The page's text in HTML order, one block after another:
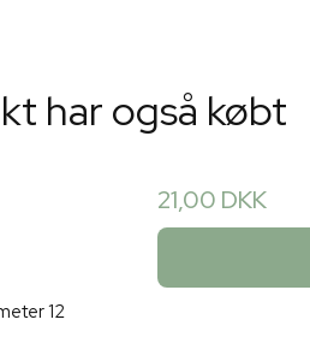
har også købt
12
21,00 DKK